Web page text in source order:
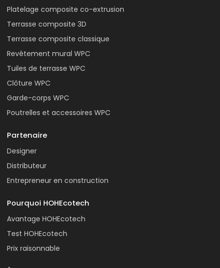
Platelage composite co-extrusion
Terrasse composite 3D
Terrasse composite classique
Revêtement mural WPC
Tuiles de terrasse WPC
Clôture WPC
Garde-corps WPC
Poutrelles et accessoires WPC
Partenaire
Designer
Distributeur
Entrepreneur en construction
Pourquoi HOHEcotech
Avantage HOHEcotech
Test HOHEcotech
Prix raisonnable